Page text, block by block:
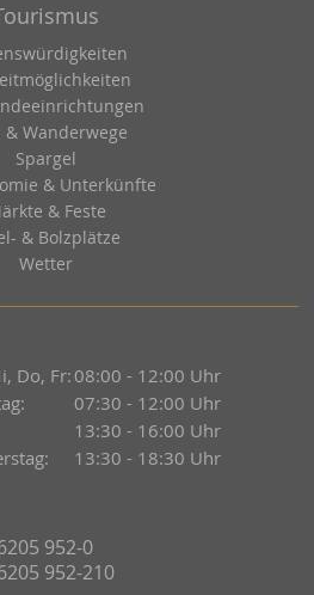
& Wanderwege
Spargel
& Unterkünfte
& Feste
& Bolzplätze
Wetter
Do, Fr:08:00 - 12:00 Uhr
07:30 - 12:00 Uhr
13:30 - 16:00 Uhr
13:30 - 18:30 Uhr
952-0
952-210